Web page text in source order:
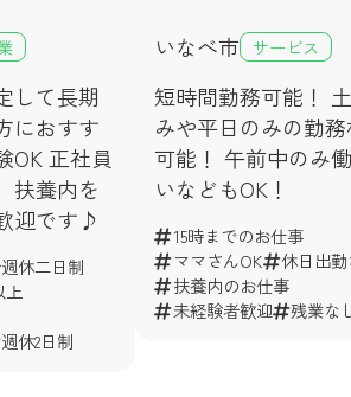
して長期
におすす
OK 正社員
扶養内を
迎です♪
休二日制
上
週休2日制
いなべ市 サービス
短時間勤務可能！
みや平日のみの勤
可能！ 午前中のみ
いなどもOK！
15時までのお仕事
ママさんOK
休日出勤
扶養内のお仕事
未経験者歓迎
残業な